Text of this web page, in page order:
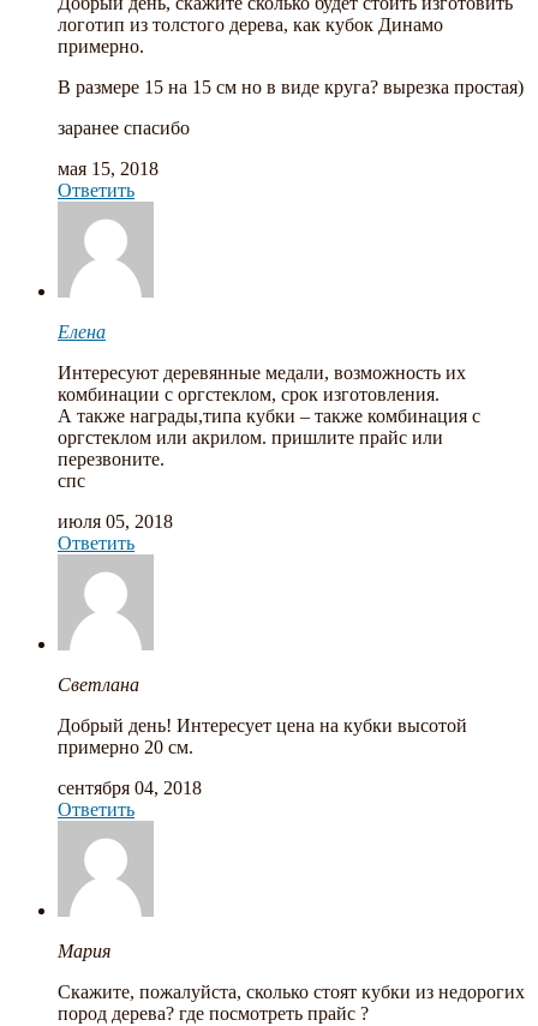
логотип из толстого дерева, как кубок Динамо
примерно.
В размере 15 на 15 см но в виде круга? вырезка простая)
заранее спасибо
мая 15, 2018
Ответить
Елена
Интересуют деревянные медали, возможность их
комбинации с оргстеклом, срок изготовления.
А также награды,типа кубки – также комбинация с
оргстеклом или акрилом. пришлите прайс или
перезвоните.
спс
июля 05, 2018
Ответить
Светлана
Добрый день! Интересует цена на кубки высотой
примерно 20 см.
сентября 04, 2018
Ответить
Мария
Скажите, пожалуйста, сколько стоят кубки из недорогих
пород дерева? где посмотреть прайс ?